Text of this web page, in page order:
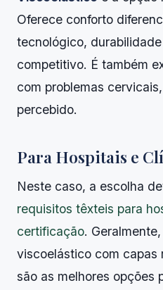
Oferece conforto
tecnológico,
competitivo. É também
com problemas
percebido.
Para Hospitais e
Neste caso, a escolha
requisitos têxteis para
certificação.
viscoelástico com capas
são as melhores opções